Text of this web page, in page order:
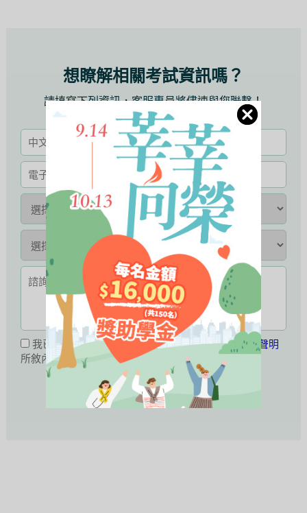
想瞭解相關考試資訊嗎？
請填寫下列資訊，客服專員將儘速與您聯繫！
我已閱讀並同意接受公職王會員服務條款暨隱私權聲明
所敘內容。
活動未開始或已結束